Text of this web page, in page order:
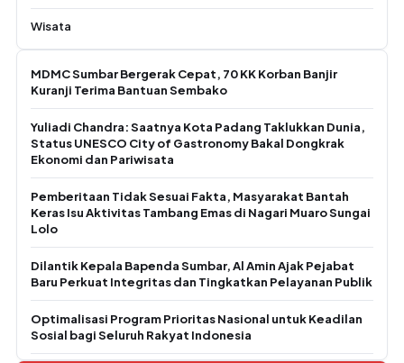
Wisata
MDMC Sumbar Bergerak Cepat, 70 KK Korban Banjir
Kuranji Terima Bantuan Sembako
Yuliadi Chandra: Saatnya Kota Padang Taklukkan Dunia,
Status UNESCO City of Gastronomy Bakal Dongkrak
Ekonomi dan Pariwisata
Pemberitaan Tidak Sesuai Fakta, Masyarakat Bantah
Keras Isu Aktivitas Tambang Emas di Nagari Muaro Sungai
Lolo
Dilantik Kepala Bapenda Sumbar, Al Amin Ajak Pejabat
Baru Perkuat Integritas dan Tingkatkan Pelayanan Publik
Optimalisasi Program Prioritas Nasional untuk Keadilan
Sosial bagi Seluruh Rakyat Indonesia